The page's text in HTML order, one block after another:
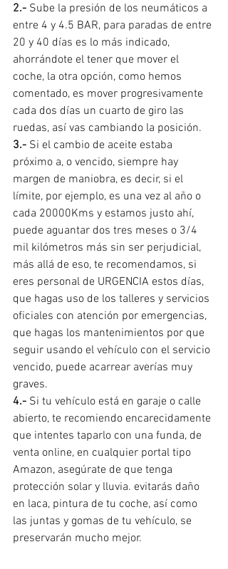
2.- Sube la presión de los neumáticos a
entre 4 y 4.5 BAR, para paradas de entre
20 y 40 días es lo más indicado,
ahorrándote el tener que mover el
coche, la otra opción, como hemos
comentado, es mover progresivamente
cada dos días un cuarto de giro las
ruedas, así vas cambiando la posición.
3.- Si el cambio de aceite estaba
próximo a, o vencido, siempre hay
margen de maniobra, es decir, si el
límite, por ejemplo, es una vez al año o
cada 20000Kms y estamos justo ahí,
puede aguantar dos tres meses o 3/4
mil kilómetros más sin ser perjudicial,
más allá de eso, te recomendamos, si
eres personal de URGENCIA estos días,
que hagas uso de los talleres y servicios
oficiales con atención por emergencias,
que hagas los mantenimientos por que
seguir usando el vehículo con el servicio
vencido, puede acarrear averías muy
graves.
4.- Si tu vehículo está en garaje o calle
abierto, te recomiendo encarecidamente
que intentes taparlo con una funda, de
venta online, en cualquier portal tipo
Amazon, asegúrate de que tenga
protección solar y lluvia. evitarás daño
en laca, pintura de tu coche, así como
las juntas y gomas de tu vehículo, se
preservarán mucho mejor.